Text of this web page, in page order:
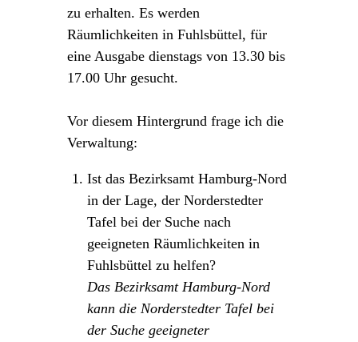
zu erhalten. Es werden
Räumlichkeiten in Fuhlsbüttel, für
eine Ausgabe dienstags von 13.30 bis
17.00 Uhr gesucht.
Vor diesem Hintergrund frage ich die
Verwaltung:
Ist das Bezirksamt Hamburg-Nord
in der Lage, der Norderstedter
Tafel bei der Suche nach
geeigneten Räumlichkeiten in
Fuhlsbüttel zu helfen?
Das Bezirksamt Hamburg-Nord
kann die Norderstedter Tafel bei
der Suche geeigneter